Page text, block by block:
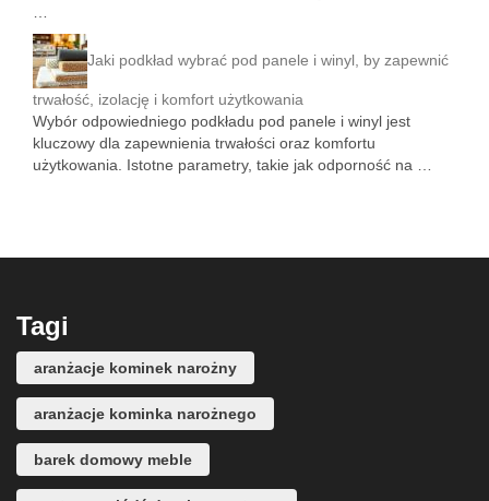
Jaki podkład wybrać pod panele i winyl, by zapewnić
trwałość, izolację i komfort użytkowania
Wybór odpowiedniego podkładu pod panele i winyl jest
kluczowy dla zapewnienia trwałości oraz komfortu
użytkowania. Istotne parametry, takie jak odporność na …
Tagi
aranżacje kominek narożny
aranżacje kominka narożnego
barek domowy meble